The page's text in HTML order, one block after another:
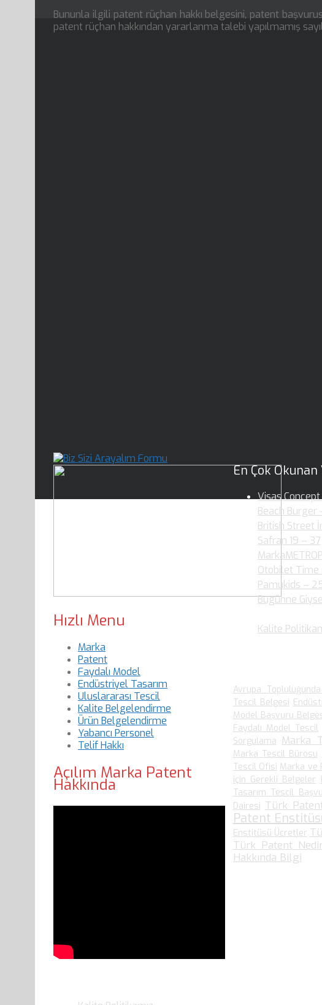
Bununla ilgili patent rüçhan hakkı belgesini, patent
patent rüçhan hakkından yararlanma talebi yapılmamış
Hızlı Menu
Marka
Patent
Faydalı Model
Endüstriyel Tasarım
Uluslararası Tescil
Kalite Belgelendirme
Ürün Belgelendirme
Yabancı Personel
Telif Hakkı
Açılım Marka Patent
Hakkında
En Çok Okunan
Visas
Beach Burger
British Street
Safran 19 – 37
Otobilet
Pamukids –
Bugünne
Kalite
Avrupa
Tescil Belgesi
Model Başvuru
Faydalı Model Tescil
Sorgulama Marka
Marka Tescil Bürosu
Tescil Ofisi Marka ve
için Gerekli Belgeler
Tasarım Tescil
Dairesi Türk
Patent
Enstitüsü Ücretler
Türk Patent
Hakkında Bilgi